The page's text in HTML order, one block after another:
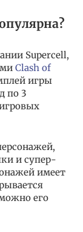
Supercell,
Clash of
игры
по 3
и супер-
имеет
его